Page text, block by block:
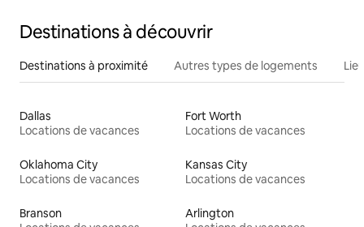
Destinations à découvrir
Destinations à proximité Autres types de logements
Dallas
Locations de vacances
Fort Worth
Locations de vacances
Oklahoma City
Locations de vacances
Kansas City
Locations de vacances
Branson
Arlington